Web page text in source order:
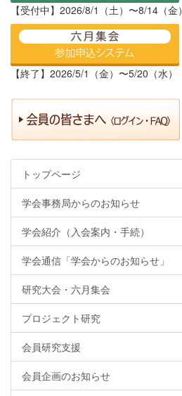
【受付中】2026/8/1（土）〜8/14（金）
【終了】2026/5/1（金）〜5/20（水）
トップページ
学会事務局からのお知らせ
学会紹介（入会案内・手続）
学会通信「学会からのお知らせ」
研究大会・六月集会
プロジェクト研究
会員研究支援
会員企画のお知らせ